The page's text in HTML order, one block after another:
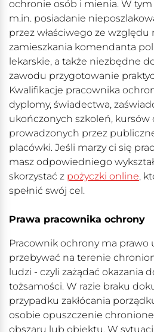
ochronie osób i mienia. W
m.in. posiadanie
przez właściwego ze względu
zamieszkania komendanta
lekarskie, a także niezbędne
zawodu przygotowanie
Kwalifikacje pracownika
dyplomy, świadectwa,
ukończonych szkoleń, kursów
prowadzonych przez
placówki. Jeśli marzy ci się
masz odpowiedniego
skorzystać z pożyczki online,
spełnić swój cel.
Prawa pracownika ochrony
Pracownik ochrony ma prawo
przebywać na terenie
ludzi - czyli zażądać okazania
tożsamości. W razie braku
przypadku zakłócania
osobie opuszczenie
obszaru lub obiektu. W